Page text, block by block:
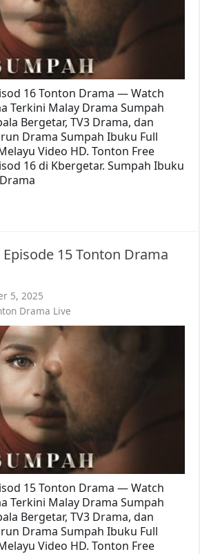
16 Tonton Drama — Watch
Terkini Malay Drama Sumpah
Bergetar, TV3 Drama, dan
Drama Sumpah Ibuku Full
Video HD. Tonton Free
16 di Kbergetar. Sumpah Ibuku
15 Tonton Drama
5, 2025
Drama Live
15 Tonton Drama — Watch
Terkini Malay Drama Sumpah
Bergetar, TV3 Drama, dan
Drama Sumpah Ibuku Full
Video HD. Tonton Free